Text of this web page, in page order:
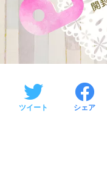
ツイート シェア